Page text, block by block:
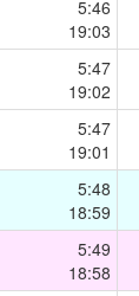
5:46
19:03
5:47
19:02
5:47
19:01
5:48
18:59
5:49
18:58